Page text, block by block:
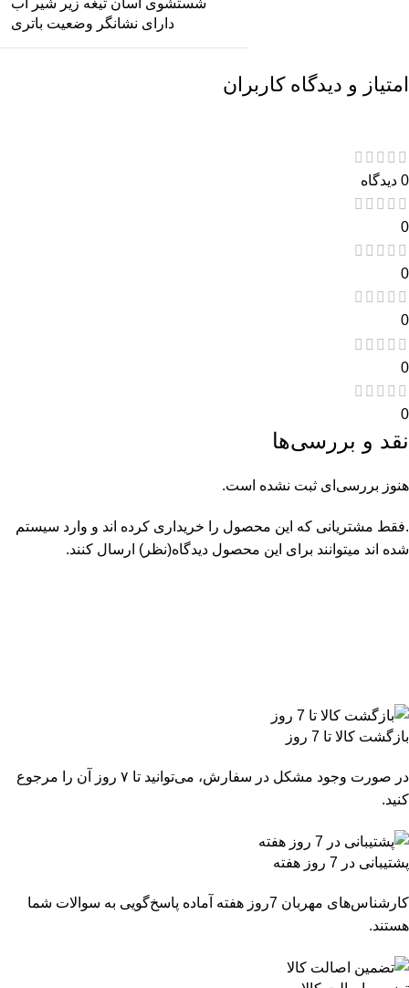
شستشوی آسان تیغه زیر شیر آب
دارای نشانگر وضعیت باتری
امتیاز و دیدگاه کاربران
0 دیدگاه
0
0
0
0
0
نقد و بررسی‌ها
هنوز بررسی‌ای ثبت نشده است.
.فقط مشتریانی که این محصول را خریداری کرده اند و وارد سیستم
شده اند میتوانند برای این محصول دیدگاه(نظر) ارسال کنند.
بازگشت کالا تا 7 روز
در صورت وجود مشکل در سفارش، می‌توانید تا ۷ روز آن را مرجوع
کنید.
پشتیبانی در 7 روز هفته
کارشناس‌های مهربان 7روز هفته آماده پاسخ‌گویی به سوالات شما
هستند.